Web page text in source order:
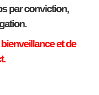
par conviction,
et de